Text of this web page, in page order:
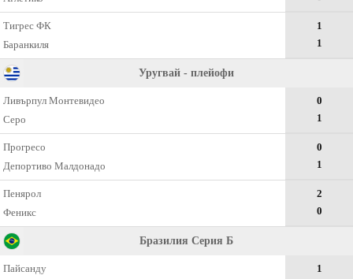
Тигрес ФК
Баранкиля
1
1
Уругвай - плейофи
Ливърпул Монтевидео
Серо
0
1
Прогресо
Депортиво Малдонадо
0
1
Пенярол
Феникс
2
0
Бразилия Серия Б
Пайсанду
1